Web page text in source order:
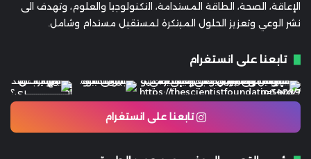
الإعاقة، الصحة، الطاقة المستدامة، التكنولوجيا والعلوم، وتهدف الى
نشر الوعي وتعزيز الحلول المبتكرة لمستقبل مستدام وشامل.
تابعنا على انستغرام
تابعنا على انستغرام